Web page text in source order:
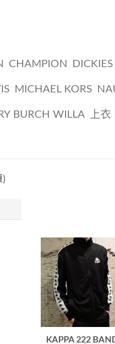
CHAMPION DICKIES
MICHAEL KORS
BURCH WILLA 上衣
)
KAPPA 222